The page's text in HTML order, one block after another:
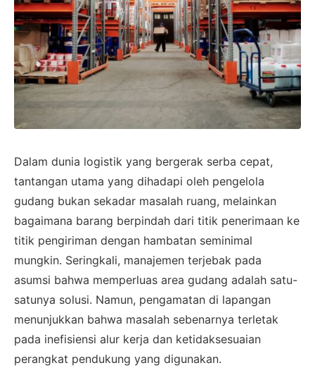
Dalam dunia logistik yang bergerak serba cepat,
tantangan utama yang dihadapi oleh pengelola
gudang bukan sekadar masalah ruang, melainkan
bagaimana barang berpindah dari titik penerimaan ke
titik pengiriman dengan hambatan seminimal
mungkin. Seringkali, manajemen terjebak pada
asumsi bahwa memperluas area gudang adalah satu-
satunya solusi. Namun, pengamatan di lapangan
menunjukkan bahwa masalah sebenarnya terletak
pada inefisiensi alur kerja dan ketidaksesuaian
perangkat pendukung yang digunakan.